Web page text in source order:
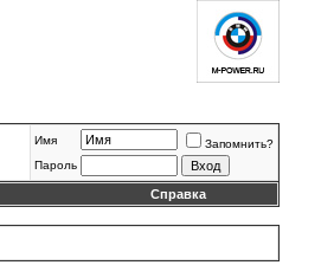
Имя
Запомнить?
Пароль
Справка